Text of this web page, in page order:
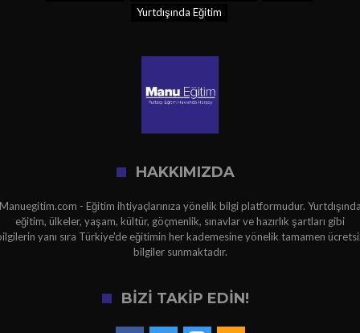
Yurtdışında Eğitim
HAKKIMIZDA
- Eğitim ihtiyaçlarınıza yönelik bilgi platformudur.
eğitim, ülkeler, yaşam, kültür, göçmenlik, sınavlar ve hazırlık şartları gibi
yanı sıra Türkiye'de eğitimin her kademesine yönelik tamamen
bilgiler sunmaktadır.
BİZİ TAKİP EDİN!